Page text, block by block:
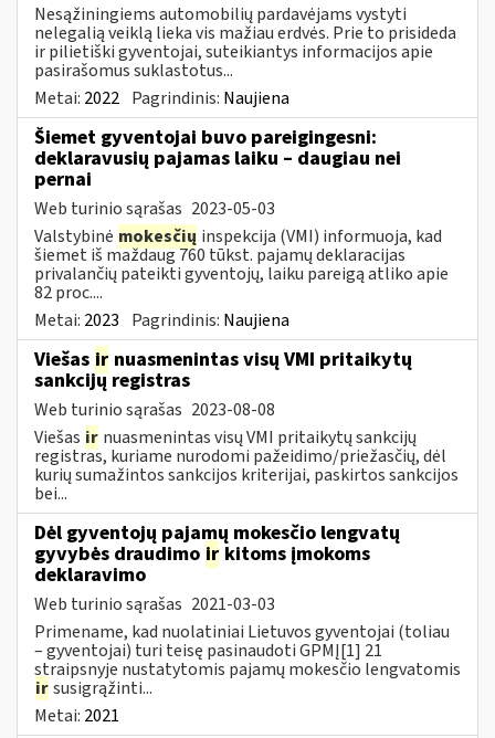
Nesąžiningiems automobilių pardavėjams vystyti
nelegalią veiklą lieka vis mažiau erdvės. Prie to prisideda
ir pilietiški gyventojai, suteikiantys informacijos apie
pasirašomus suklastotus...
Metai: 2022 Pagrindinis: Naujiena
Šiemet gyventojai buvo pareigingesni:
deklaravusių pajamas laiku – daugiau nei
pernai
Web turinio sąrašas 2023-05-03
Valstybinė mokesčių inspekcija (VMI) informuoja, kad
šiemet iš maždaug 760 tūkst. pajamų deklaracijas
privalančių pateikti gyventojų, laiku pareigą atliko apie
82 proc....
Metai: 2023 Pagrindinis: Naujiena
Viešas ir nuasmenintas visų VMI pritaikytų
sankcijų registras
Web turinio sąrašas 2023-08-08
Viešas ir nuasmenintas visų VMI pritaikytų sankcijų
registras, kuriame nurodomi pažeidimo/priežasčių, dėl
kurių sumažintos sankcijos kriterijai, paskirtos sankcijos
bei...
Dėl gyventojų pajamų mokesčio lengvatų
gyvybės draudimo ir kitoms įmokoms
deklaravimo
Web turinio sąrašas 2021-03-03
Primename, kad nuolatiniai Lietuvos gyventojai (toliau
– gyventojai) turi teisę pasinaudoti GPMĮ[1] 21
straipsnyje nustatytomis pajamų mokesčio lengvatomis
irsusigrąžinti...
Metai: 2021